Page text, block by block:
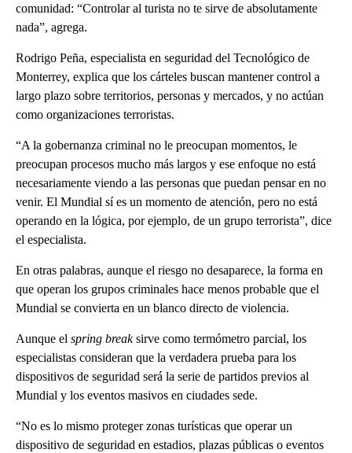
comunidad: “Controlar al turista no te sirve de absolutamente
nada”, agrega.
Rodrigo Peña, especialista en seguridad del Tecnológico de
Monterrey, explica que los cárteles buscan mantener control a
largo plazo sobre territorios, personas y mercados, y no actúan
como organizaciones terroristas.
“A la gobernanza criminal no le preocupan momentos, le
preocupan procesos mucho más largos y ese enfoque no está
necesariamente viendo a las personas que puedan pensar en no
venir. El Mundial sí es un momento de atención, pero no está
operando en la lógica, por ejemplo, de un grupo terrorista”, dice
el especialista.
En otras palabras, aunque el riesgo no desaparece, la forma en
que operan los grupos criminales hace menos probable que el
Mundial se convierta en un blanco directo de violencia.
Aunque el spring breaksirve como termómetro parcial, los
especialistas consideran que la verdadera prueba para los
dispositivos de seguridad será la serie de partidos previos al
Mundial y los eventos masivos en ciudades sede.
“No es lo mismo proteger zonas turísticas que operar un
dispositivo de seguridad en estadios, plazas públicas o eventos